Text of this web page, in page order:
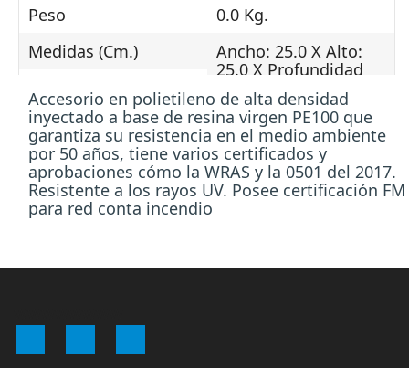
Accesorio en polietileno de alta densidad
inyectado a base de resina virgen PE100 que
garantiza su resistencia en el medio ambiente
por 50 años, tiene varios certificados y
aprobaciones cómo la WRAS y la 0501 del 2017.
Resistente a los rayos UV. Posee certificación FM
para red conta incendio
Peso
0.0 Kg.
Medidas (Cm.)
Ancho: 25.0 X Alto:
25.0 X Profundidad
18.0
Política de envío
Política de devolución